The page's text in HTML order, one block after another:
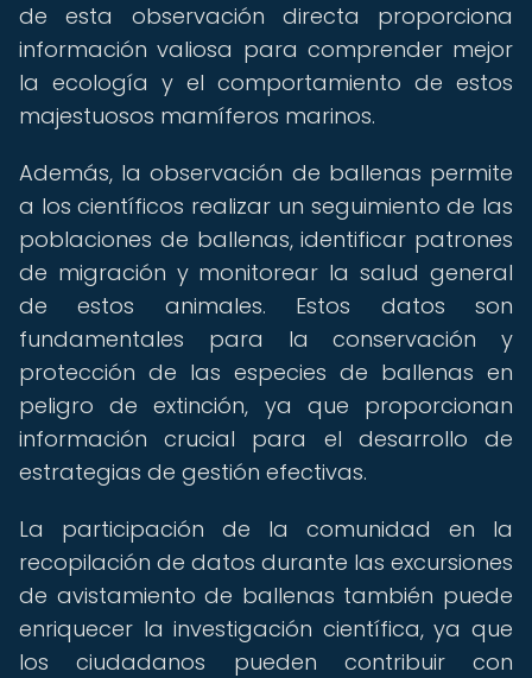
de esta observación directa proporciona
información valiosa para comprender mejor
la ecología y el comportamiento de estos
majestuosos mamíferos marinos.
Además, la observación de ballenas permite
a los científicos realizar un seguimiento de las
poblaciones de ballenas, identificar patrones
de migración y monitorear la salud general
de estos animales. Estos datos son
fundamentales para la conservación y
protección de las especies de ballenas en
peligro de extinción, ya que proporcionan
información crucial para el desarrollo de
estrategias de gestión efectivas.
La participación de la comunidad en la
recopilación de datos durante las excursiones
de avistamiento de ballenas también puede
enriquecer la investigación científica, ya que
los ciudadanos pueden contribuir con